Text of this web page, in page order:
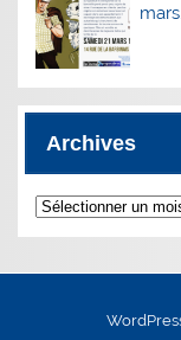
mars.
Archives
Archives